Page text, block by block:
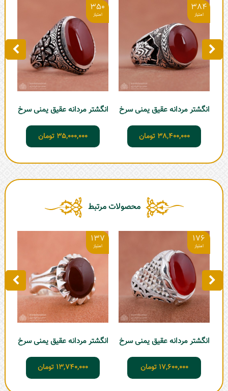
384
انگشتر مردانه عقیق یمنی سرخ
38,400,000 تومان
350
انگشتر مردانه عقیق یمنی سرخ
35,000,000 تومان
محصولات مرتبط
176
انگشتر مردانه عقیق یمنی سرخ
17,600,000 تومان
137
انگشتر مردانه عقیق یمنی سرخ
13,740,000 تومان